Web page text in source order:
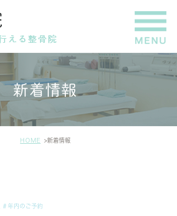
新着情報
HOME 新着情報
＃年内のご予約